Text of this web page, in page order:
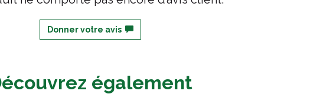
Donner votre avis
également